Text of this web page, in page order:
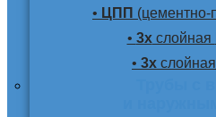
• ЦПП (цементно-
• 3хслойная
• 3х слойная